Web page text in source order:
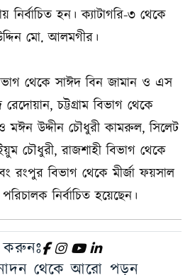
নির্বাচিত হন। ক্যাটাগরি-৩ থেকে
মো. আলমগীর।
থেকে সাঈদ বিন জামান ও এস
চট্টগ্রাম বিভাগ থেকে
মঈন উদ্দীন চৌধুরী কামরুল, সিলেট
চৌধুরী, রাজশাহী বিভাগ থেকে
রংপুর বিভাগ থেকে মীর্জা ফয়সাল
পরিচালক নির্বাচিত হয়েছেন।
করুনঃ
থেকে আরো পড়ুন